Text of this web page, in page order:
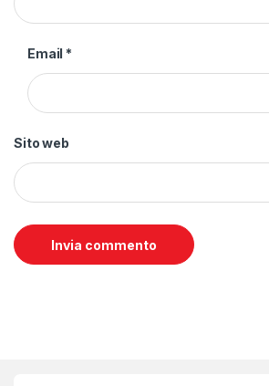
Email *
Sito web